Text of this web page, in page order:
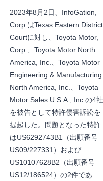
2023年8月2日、InfoGation,
Corp.はTexas Eastern District
Courtに対し、Toyota Motor,
Corp.、Toyota Motor North
America, Inc.、Toyota Motor
Engineering & Manufacturing
North America, Inc.、Toyota
Motor Sales U.S.A., Inc.の4社
を被告として特許侵害訴訟を
提起した。問題となった特許
はUS6292743B1（出願番号
US09/227331）および
US10107628B2（出願番号
US12/186524）の2件であ